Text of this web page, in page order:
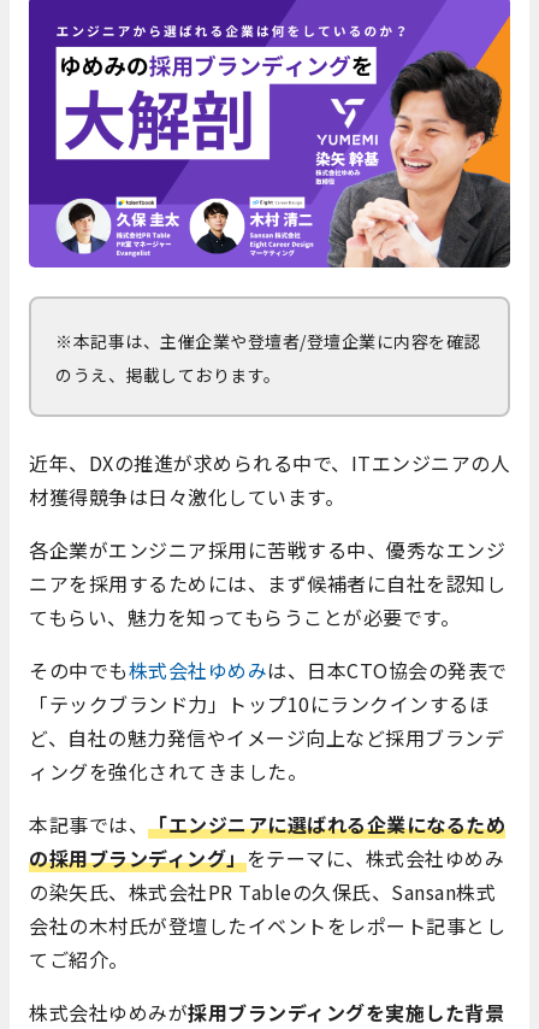
※本記事は、主催企業や登壇者/登壇企業に内容を確認
のうえ、掲載しております。
近年、DXの推進が求められる中で、ITエンジニアの人
材獲得競争は日々激化しています。
各企業がエンジニア採用に苦戦する中、優秀なエンジ
ニアを採用するためには、まず候補者に自社を認知し
てもらい、魅力を知ってもらうことが必要です。
その中でも株式会社ゆめみは、日本CTO協会の発表で
「テックブランド力」トップ10にランクインするほ
ど、自社の魅力発信やイメージ向上など採用ブランデ
ィングを強化されてきました。
本記事では、 「エンジニアに選ばれる企業になるため
の採用ブランディング」をテーマに、株式会社ゆめみ
の染矢氏、株式会社PR Tableの久保氏、Sansan株式
会社の木村氏が登壇したイベントをレポート記事とし
てご紹介。
株式会社ゆめみが採用ブランディングを実施した背景